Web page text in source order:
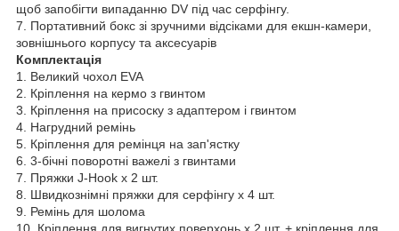
щоб запобігти випаданню DV під час серфінгу.
7. Портативний бокс зі зручними відсіками для екшн-камери,
зовнішнього корпусу та аксесуарів
Комплектація
1. Великий чохол EVA
2. Кріплення на кермо з гвинтом
3. Кріплення на присоску з адаптером і гвинтом
4. Нагрудний ремінь
5. Кріплення для ремінця на зап'ястку
6. 3-бічні поворотні важелі з гвинтами
7. Пряжки J-Hook x 2 шт.
8. Швидкознімні пряжки для серфінгу x 4 шт.
9. Ремінь для шолома
10. Кріплення для вигнутих поверхонь x 2 шт. + кріплення для